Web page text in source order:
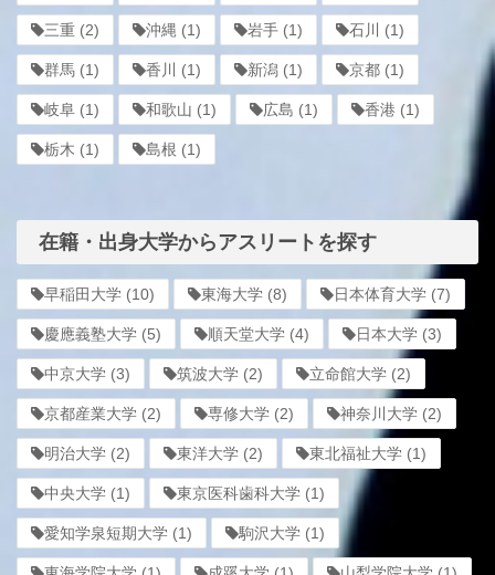
三重 (2) 沖縄 (1) 岩手 (1) 石川 (1)
群馬 (1) 香川 (1) 新潟 (1) 京都 (1)
岐阜 (1) 和歌山 (1) 広島 (1) 香港 (1)
栃木 (1) 島根 (1)
在籍・出身大学からアスリートを探す
早稲田大学 (10) 東海大学 (8) 日本体育大学 (7)
慶應義塾大学 (5) 順天堂大学 (4) 日本大学 (3)
中京大学 (3) 筑波大学 (2) 立命館大学 (2)
京都産業大学 (2) 専修大学 (2) 神奈川大学 (2)
明治大学 (2) 東洋大学 (2) 東北福祉大学 (1)
中央大学 (1) 東京医科歯科大学 (1)
愛知学泉短期大学 (1) 駒沢大学 (1)